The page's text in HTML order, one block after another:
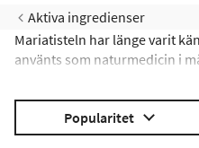
Aktiva ingredienser
Mariatisteln har länge varit
använts som naturmedicin i
områden. Idag finns
kosttillskott i form av kapslar.
varumärken på Med24.se.
Popularitet